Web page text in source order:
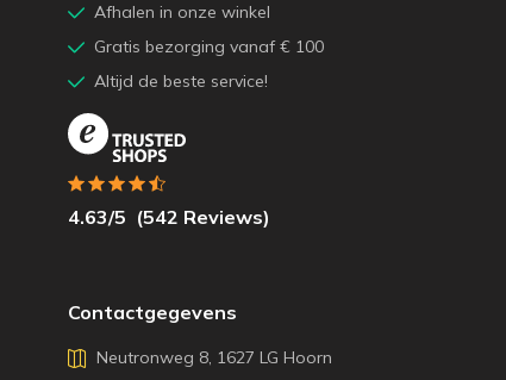
Contactgegevens
Neutronweg 8, 1627 LG Hoorn
Afhalen in onze winkel
Gratis bezorging vanaf € 100
Altijd de beste service!
4.63/5 (542 Reviews)